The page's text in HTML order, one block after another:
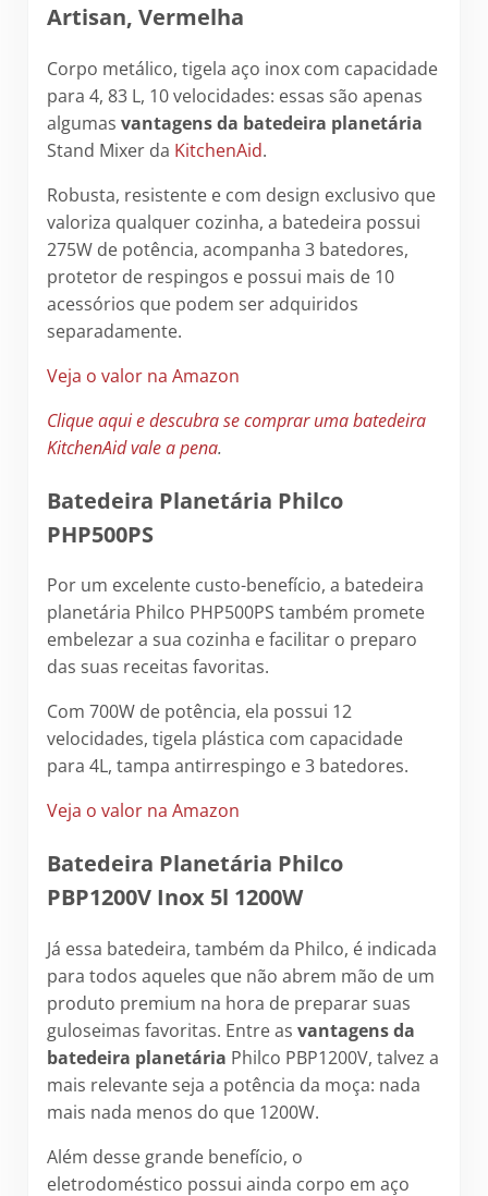
Artisan, Vermelha
Corpo metálico, tigela aço inox com capacidade
para 4, 83 L, 10 velocidades: essas são apenas
algumas vantagens da batedeira planetária
Stand Mixer da KitchenAid.
Robusta, resistente e com design exclusivo que
valoriza qualquer cozinha, a batedeira possui
275W de potência, acompanha 3 batedores,
protetor de respingos e possui mais de 10
acessórios que podem ser adquiridos
separadamente.
Veja o valor na Amazon
Clique aqui e descubra se comprar uma batedeira
KitchenAid vale a pena.
Batedeira Planetária Philco
PHP500PS
Por um excelente custo-benefício, a batedeira
planetária Philco PHP500PS também promete
embelezar a sua cozinha e facilitar o preparo
das suas receitas favoritas.
Com 700W de potência, ela possui 12
velocidades, tigela plástica com capacidade
para 4L, tampa antirrespingo e 3 batedores.
Veja o valor na Amazon
Batedeira Planetária Philco
PBP1200V Inox 5l 1200W
Já essa batedeira, também da Philco, é indicada
para todos aqueles que não abrem mão de um
produto premium na hora de preparar suas
guloseimas favoritas. Entre as vantagens da
batedeira planetária Philco PBP1200V, talvez a
mais relevante seja a potência da moça: nada
mais nada menos do que 1200W.
Além desse grande benefício, o
eletrodoméstico possui ainda corpo em aço